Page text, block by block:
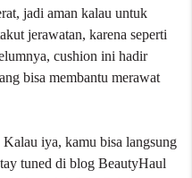
jadi aman kalau untuk
jerawatan, karena seperti
cushion ini hadir
bisa membantu merawat
iya, kamu bisa langsung
tuned di blog BeautyHaul